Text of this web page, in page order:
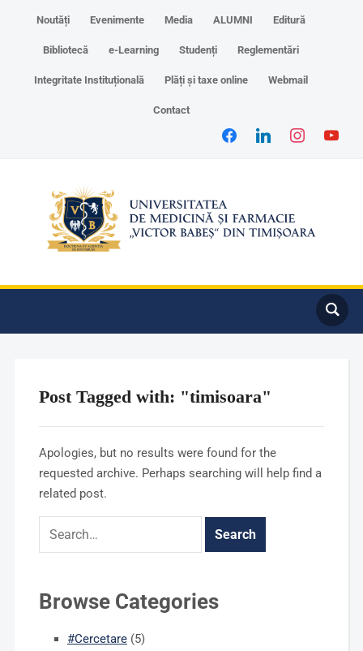
Noutăți Evenimente Media ALUMNI Editură
Bibliotecă e-Learning Studenți Reglementări
Integritate Instituțională Plăți și taxe online Webmail
Contact
Post Tagged with: "timisoara"
Apologies, but no results were found for the
requested archive. Perhaps searching will help find a
related post.
Browse Categories
#Cercetare(5)